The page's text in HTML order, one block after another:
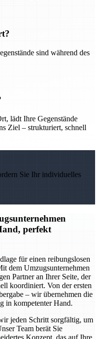
sind während des
lädt Ihre Gegenstände
Ziel – strukturiert, schnell
Sie Ihr individuelles
perfekt
für einen reibungslosen
dem Umzugsunternehmen
Partner an Ihrer Seite, der
koordiniert. Von der ersten
– wir übernehmen die
in kompetenter Hand.
jeden Schritt sorgfältig, um
Team berät Sie
Konzept, das auf Ihre